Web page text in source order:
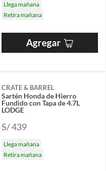
Llega mañana
Retira mañana
Agregar
CRATE & BARREL
Sartén Honda de Hierro
Fundido con Tapa de 4.7L
LODGE
S/ 439
Llega mañana
Retira mañana